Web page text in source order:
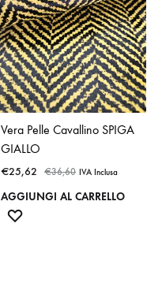
Vera Pelle Cavallino SPIGA
GIALLO
€25,62 €36,60 IVA Inclusa
AGGIUNGI AL CARRELLO